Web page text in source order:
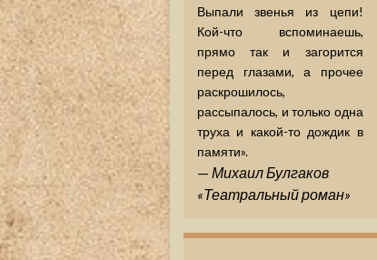
Выпали звенья из цепи!
Кой-что вспоминаешь,
прямо так и загорится
перед глазами, а прочее
раскрошилось,
рассыпалось, и только одна
труха и какой-то дождик в
памяти».
— Михаил Булгаков
«Театральный роман»